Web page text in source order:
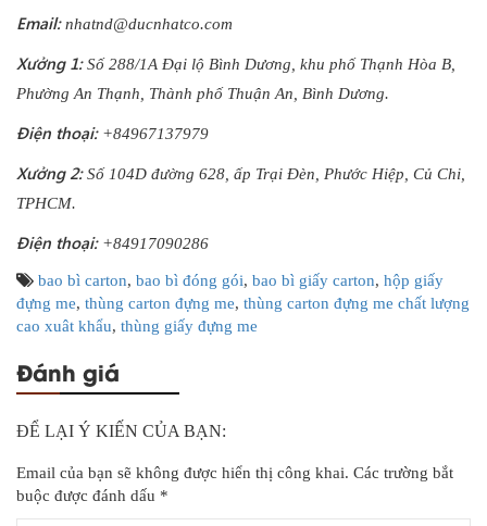
Email:nhatnd@ducnhatco.com
Xưởng 1:Số 288/1A Đại lộ Bình Dương, khu phố Thạnh Hòa B,
Phường An Thạnh, Thành phố Thuận An, Bình Dương.
Điện thoại: +84967137979
Xưởng 2:Số 104D đường 628, ấp Trại Đèn, Phước Hiệp, Củ Chi,
TPHCM.
Điện thoại: +84917090286
bao bì carton, bao bì đóng gói, bao bì giấy carton, hộp giấy
đựng me, thùng carton đựng me, thùng carton đựng me chất lượng
cao xuât khẩu, thùng giấy đựng me
Đánh giá
ĐỂ LẠI Ý KIẾN CỦA BẠN:
Email của bạn sẽ không được hiển thị công khai. Các trường bắt
buộc được đánh dấu *